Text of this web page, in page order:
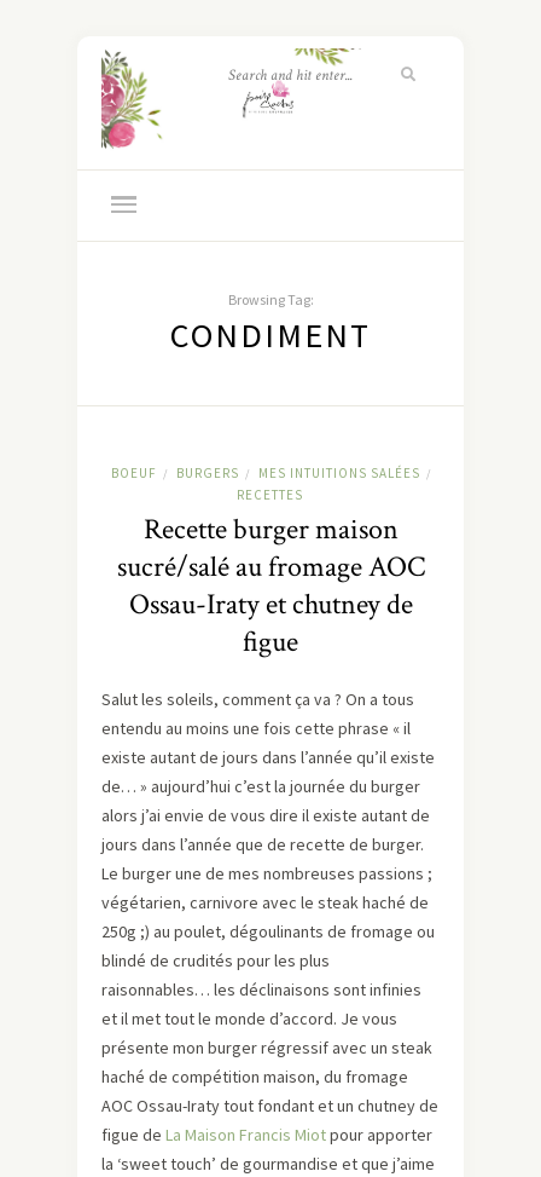
Browsing Tag:
CONDIMENT
BOEUF / BURGERS / MES INTUITIONS SALÉES /
RECETTES
Recette burger maison
sucré/salé au fromage AOC
Ossau-Iraty et chutney de
figue
Salut les soleils, comment ça va ? On a tous
entendu au moins une fois cette phrase « il
existe autant de jours dans l’année qu’il existe
de… » aujourd’hui c’est la journée du burger
alors j’ai envie de vous dire il existe autant de
jours dans l’année que de recette de burger.
Le burger une de mes nombreuses passions ;
végétarien, carnivore avec le steak haché de
250g ;) au poulet, dégoulinants de fromage ou
blindé de crudités pour les plus
raisonnables… les déclinaisons sont infinies
et il met tout le monde d’accord. Je vous
présente mon burger régressif avec un steak
haché de compétition maison, du fromage
AOC Ossau-Iraty tout fondant et un chutney de
figue de La Maison Francis Miotpour apporter
la ‘sweet touch’ de gourmandise et que j’aime